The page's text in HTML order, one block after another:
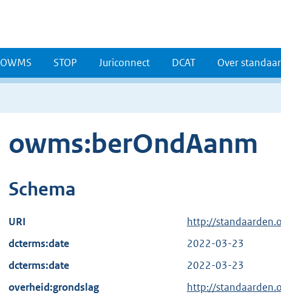
OWMS STOP Juriconnect DCAT Over
owms:berOndAanm
Schema
URI
http://
dcterms:date
2022-03-23
dcterms:date
2022-03-23
overheid:grondslag
http://